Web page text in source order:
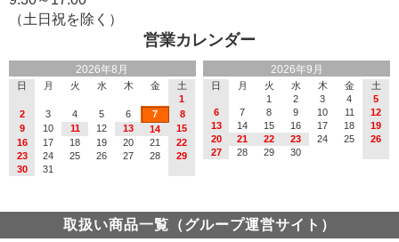
営業カレンダー
2026年8月
日 月 火 水 木 金
土
1
2
3 4 5 6 7
8
9
10 11 12 13 14
15
16
17 18 19 20 21
22
23
24 25 26 27 28
29
30
31
2026年9月
日 月 火 水 木 金
土
1
2 3 4
5
6
7 8 9 10 11
12
13
14 15 16 17 18
19
20
21 22 23 24 25
26
27
28 29 30
（土日祝を除く）
取扱い商品一覧（グループ運営サイト）